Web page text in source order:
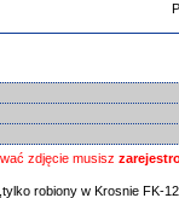
zdjęcie musisz
robiony w Krosnie FK-